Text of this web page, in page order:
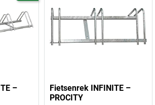
–
Fietsenrek INFINITE –
PROCITY